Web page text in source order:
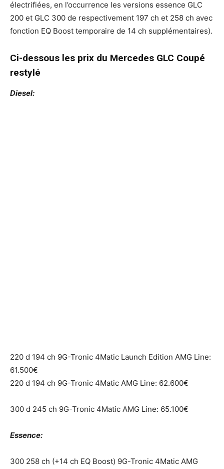
électrifiées, en l’occurrence les versions essence GLC
200 et GLC 300 de respectivement 197 ch et 258 ch avec
fonction EQ Boost temporaire de 14 ch supplémentaires).
Ci-dessous les prix du Mercedes GLC Coupé
restylé
Diesel:
220 d 194 ch 9G-Tronic 4Matic Launch Edition AMG Line:
61.500€
220 d 194 ch 9G-Tronic 4Matic AMG Line: 62.600€
300 d 245 ch 9G-Tronic 4Matic AMG Line: 65.100€
Essence:
300 258 ch (+14 ch EQ Boost) 9G-Tronic 4Matic AMG